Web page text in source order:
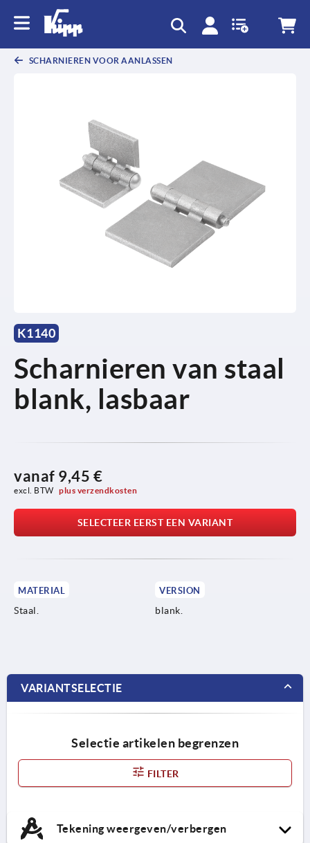
SCHARNIEREN VOOR AANLASSEN
K1140
Scharnieren van staal
blank, lasbaar
vanaf 9,45 €
excl. BTW plus verzendkosten
SELECTEER EERST EEN VARIANT
MATERIAL
Staal.
VERSION
blank.
VARIANTSELECTIE
Selectie artikelen begrenzen
FILTER
Tekening weergeven/verbergen